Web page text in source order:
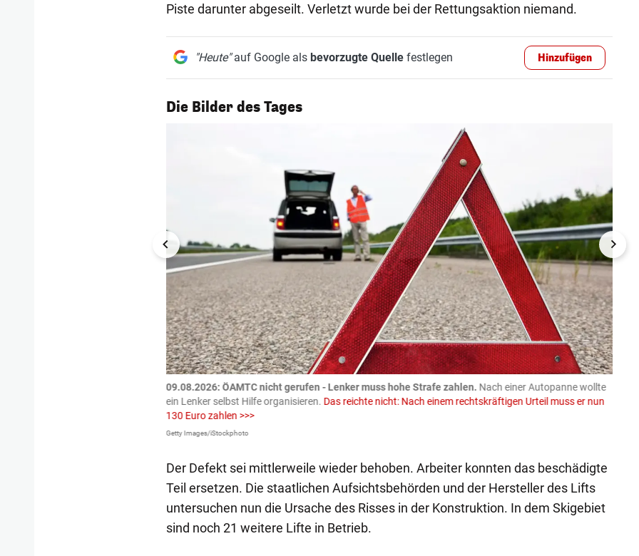
Piste darunter abgeseilt. Verletzt wurde bei der Rettungsaktion niemand.
"Heute"auf Google als bevorzugte Quellefestlegen Hinzufügen
Die Bilder des Tages
1/57
09.08.2026: ÖAMTC nicht gerufen - Lenker muss hohe Strafe zahlen. Nach einer Autopanne wollte
ein Lenker selbst Hilfe organisieren. Das reichte nicht: Nach einem rechtskräftigen Urteil muss er nun
130 Euro zahlen >>>
Getty Images/iStockphoto
Der Defekt sei mittlerweile wieder behoben. Arbeiter konnten das beschädigte
Teil ersetzen. Die staatlichen Aufsichtsbehörden und der Hersteller des Lifts
untersuchen nun die Ursache des Risses in der Konstruktion. In dem Skigebiet
sind noch 21 weitere Lifte in Betrieb.